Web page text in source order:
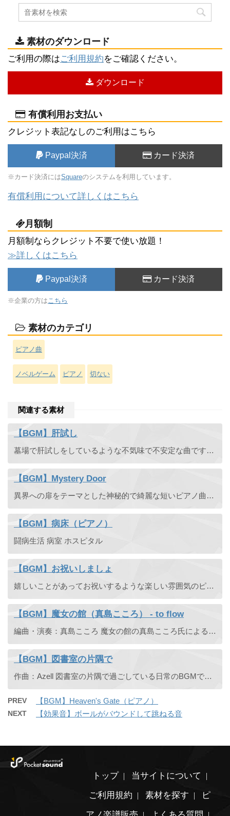
素材のダウンロード
ご利用の際はご利用規約をご確認ください。
ダウンロード
有償利用お支払い
クレジット表記なしのご利用はこちら
Paypal決済 カード決済
※カード決済にはSquareのシステムを利用しています。
有償利用について詳しくはこちら
月額制
月額制ならクレジット不要で使い放題！
≫詳しくはこちら
Paypal決済 カード決済
※企業の方は こちら
素材のカテゴリ
ピアノ曲
ノベルゲーム ピアノ 切ない
関連する素材
【BGM】肝試し
墓場で肝試しをしているような不気味で不安定な曲です。この曲はイントロ部とループ部のセットです。２つのファイルになります。
【BGM】Mystery Door
異界への扉をテーマとした神秘的で綺麗な短いピアノ曲です。
【BGM】病床（ピアノ）
闘病生活 病室 ホスピタル
【BGM】お祝いしましょ
嬉しいことがあってお祝いするような楽しい雰囲気のピアノ曲です。
【BGM】魔女の館（真島こころ） - to flow
編曲・演奏：真島こころ 魔女の館の真島こころ氏によるアレンジバージョンです。原曲よりもスムーズで流れるようなリズムが特長です。
【BGM】図書室の片隅で
作曲：Azell 図書室の片隅で過ごしている日常のBGMです。 ピアノ楽譜販売中。
PREV 【BGM】Heaven's Gate（ピアノ）
NEXT 【効果音】ボールがバウンドして跳ねる音
トップ
当サイトについて
ご利用規約
素材を探す
ピ